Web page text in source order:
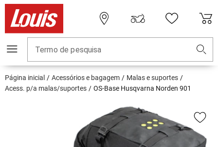
Termo de pesquisa
Página inicial Acessórios e bagagem
Malas e suportes
Acess. p/a malas/suportes
OS-Base Husqvarna Norden 901